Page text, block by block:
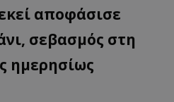
αποφάσισε
σεβασμός στη
ημερησίως